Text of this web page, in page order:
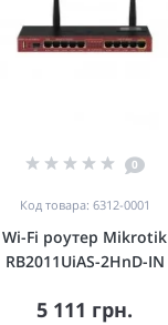
0
Код товара: 6312-0001
Wi-Fi роутер Mikrotik
RB2011UiAS-2HnD-IN
5 111 грн.